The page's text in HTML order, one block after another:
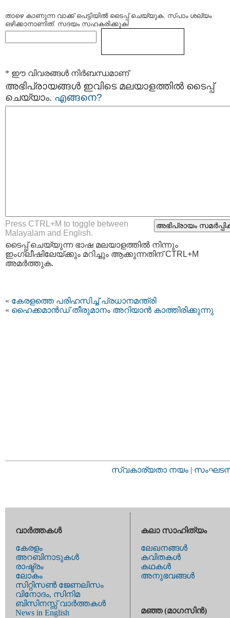
താഴെ കാണുന്ന വാക്ക് പെട്ടിയില്‍ ടൈപ്പ്‌ ചെയ്യുക. സ്പാം ശല്യം
ഒഴിക്കാനാണിത്. സദയം സഹകരിക്കുക!
* ഈ വിവരങ്ങള്‍ നിര്‍ബന്ധമാണ്
അഭിപ്രായങ്ങള്‍ ഇവിടെ മലയാളത്തില്‍ ടൈപ്പ്
ചെയ്യാം. എങ്ങനെ?
Press CTRL+M to toggle between
Malayalam and English.
ടൈപ്പ്‌ ചെയ്യുന്ന ഭാഷ മലയാളത്തില്‍ നിന്നും
ഇംഗ്ലീഷിലേയ്ക്കും മറിച്ചും ആക്കുന്നതിന് CTRL+M
അമര്‍ത്തുക.
« കേരളത്തെ പരിഹസിച്ച് പ്രധാനമന്ത്രി
« ഹൈക്കമാൻഡ് തീരുമാനം അറിയാൻ കാത്തിരിക്കുന്നു
സ്വകാര്യതാ നയം |
വാര്‍ത്തകള്‍
കേരളം
അറബിനാടുകള്‍
രാഷ്ട്രം
ലോകം
സിറ്റിസണ്‍ ജേണലിസം
വിനോദം, സിനിമ
ബിസിനസ്സ് വാര്‍ത്തകള്‍
News in English
കലാ സാഹിത്യം
ലേഖനങ്ങള്‍
കവിതകള്‍
കഥകള്‍
അനുഭവങ്ങള്‍
മഞ്ഞ (മാഗസിന്‍)